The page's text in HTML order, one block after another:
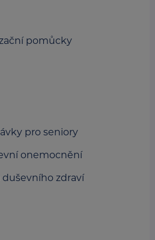
pomůcky
pro seniory
onemocnění
duševního zdraví